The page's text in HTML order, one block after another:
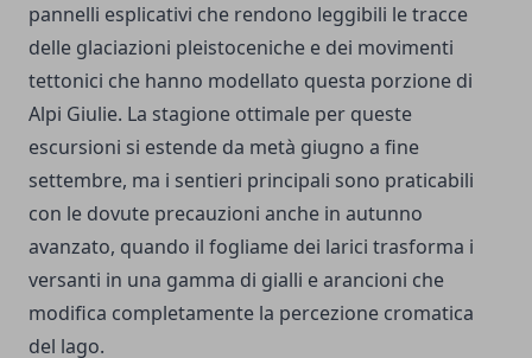
pannelli esplicativi che rendono leggibili le tracce
delle glaciazioni pleistoceniche e dei movimenti
tettonici che hanno modellato questa porzione di
Alpi Giulie. La stagione ottimale per queste
escursioni si estende da metà giugno a fine
settembre, ma i sentieri principali sono praticabili
con le dovute precauzioni anche in autunno
avanzato, quando il fogliame dei larici trasforma i
versanti in una gamma di gialli e arancioni che
modifica completamente la percezione cromatica
del lago.